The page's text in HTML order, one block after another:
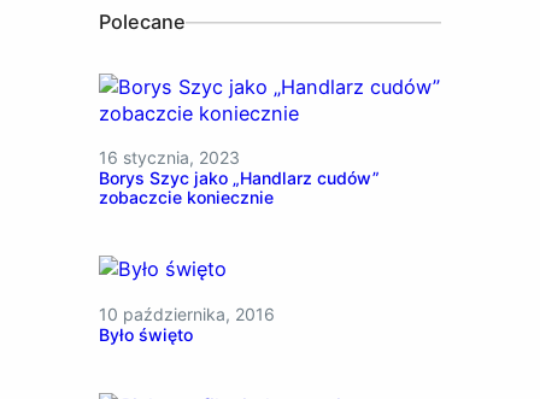
Polecane
16 stycznia, 2023
Borys Szyc jako „Handlarz cudów”
zobaczcie koniecznie
10 października, 2016
Było święto